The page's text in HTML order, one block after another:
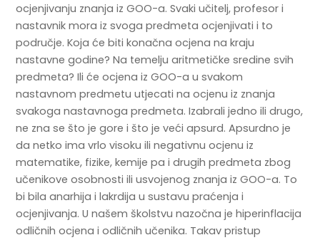
ocjenjivanju znanja iz GOO-a. Svaki učitelj, profesor i
nastavnik mora iz svoga predmeta ocjenjivati i to
područje. Koja će biti konačna ocjena na kraju
nastavne godine? Na temelju aritmetičke sredine svih
predmeta? Ili će ocjena iz GOO-a u svakom
nastavnom predmetu utjecati na ocjenu iz znanja
svakoga nastavnoga predmeta. Izabrali jedno ili drugo,
ne zna se što je gore i što je veći apsurd. Apsurdno je
da netko ima vrlo visoku ili negativnu ocjenu iz
matematike, fizike, kemije pa i drugih predmeta zbog
učenikove osobnosti ili usvojenog znanja iz GOO-a. To
bi bila anarhija i lakrdija u sustavu praćenja i
ocjenjivanja. U našem školstvu nazočna je hiperinflacija
odličnih ocjena i odličnih učenika. Takav pristup